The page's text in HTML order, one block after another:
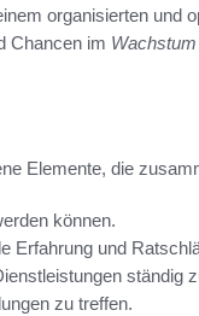
organisierten und
Chancen im
Elemente, die
können.
Erfahrung und
ständig
zu treffen.